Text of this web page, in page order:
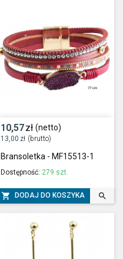
10,57zł (netto)
13,00 zł (brutto)
Bransoletka - MF15513-1
Dostępność: 279 szt.
 DODAJ DO KOSZYKA 